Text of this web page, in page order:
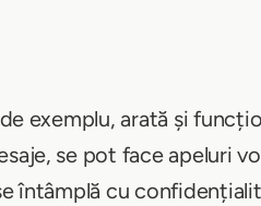
exemplu, arată și
se pot face apeluri
întâmplă cu